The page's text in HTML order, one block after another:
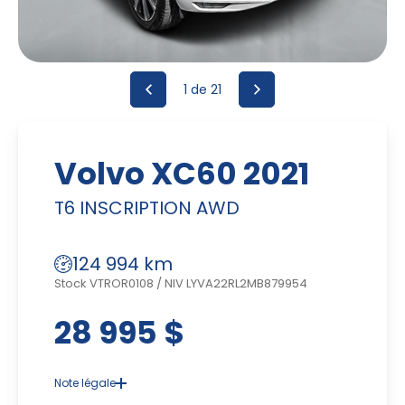
1 de 21
Volvo XC60 2021
T6 INSCRIPTION AWD
124 994 km
Stock VTROR0108 /NIV LYVA22RL2MB879954
28 995 $
Note légale